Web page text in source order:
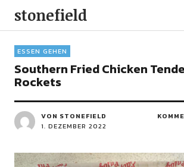
stonefield
ESSEN GEHEN
Southern Fried Chicken
Rockets
VON STONEFIELD
1. DEZEMBER 2022